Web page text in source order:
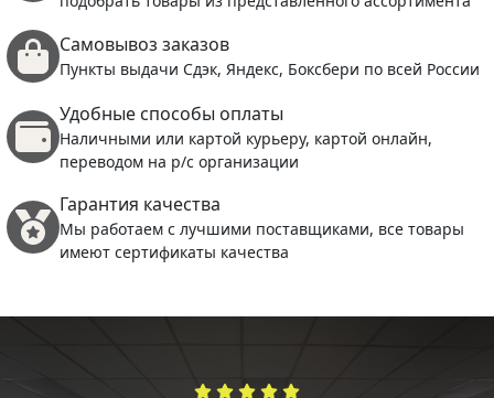
Самовывоз заказов
Пункты выдачи Сдэк, Яндекс, Боксбери по всей России
Удобные способы оплаты
Наличными или картой курьеру, картой онлайн,
переводом на р/с организации
Гарантия качества
Мы работаем с лучшими поставщиками, все товары
имеют сертификаты качества